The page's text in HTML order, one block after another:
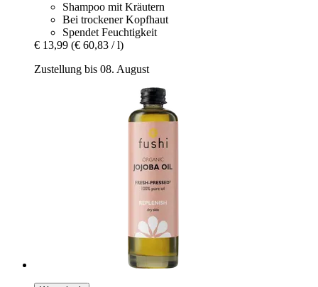
Shampoo mit Kräutern
Bei trockener Kopfhaut
Spendet Feuchtigkeit
€ 13,99 (€ 60,83 / l)
Zustellung bis 08. August